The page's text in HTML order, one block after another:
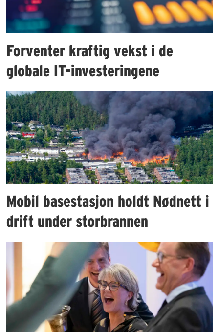
Forventer kraftig vekst i de
globale IT-investeringene
Mobil basestasjon holdt Nødnett i
drift under storbrannen